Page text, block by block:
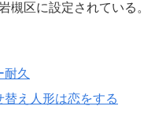
槻区に設定されている。
耐久
替え人形は恋をする